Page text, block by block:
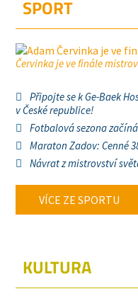
SPORT
Červinka je ve finále
Připojte se k Ge-Baek
v České republice!
Fotbalová sezona začíná
Maraton Zadov: Cenné
Návrat z mistrovství
VÍCE ZE SPORTU
KULTURA